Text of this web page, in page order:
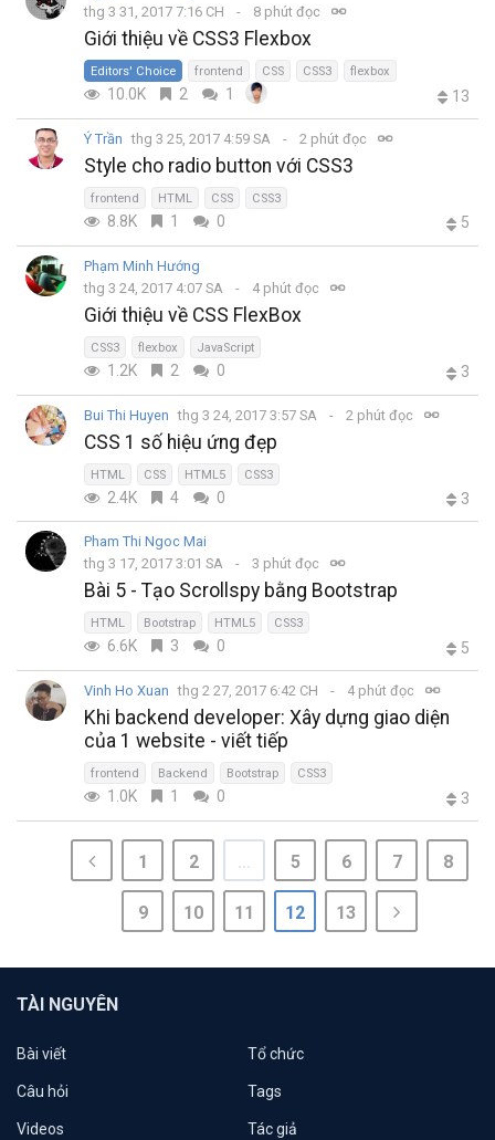
thg 3 31, 2017 7:16 CH
8 phút đọc
Giới thiệu về CSS3 Flexbox
Editors' Choice frontend CSS CSS3 flexbox
10.0K 2 1 13
Ý Trần thg 3 25, 2017 4:59 SA 2 phút đọc
Style cho radio button với CSS3
frontend HTML CSS CSS3
8.8K 1 0 5
Phạm Minh Hướng
thg 3 24, 2017 4:07 SA
4 phút đọc
Giới thiệu về CSS FlexBox
CSS3 flexbox JavaScript
1.2K 2 0 3
Bui Thi Huyen thg 3 24, 2017 3:57 SA 2 phút đọc
CSS 1 số hiệu ứng đẹp
HTML CSS HTML5 CSS3
2.4K 4 0 3
Pham Thi Ngoc Mai
thg 3 17, 2017 3:01 SA
3 phút đọc
Bài 5 - Tạo Scrollspy bằng Bootstrap
HTML Bootstrap HTML5 CSS3
6.6K 3 0 5
Vinh Ho Xuan thg 2 27, 2017 6:42 CH 4 phút đọc
Khi backend developer: Xây dựng giao diện
của 1 website - viết tiếp
frontend Backend Bootstrap CSS3
1.0K 1 0 3
1 2 ... 5 6 7 8
9 10 11 12 13
TÀI NGUYÊN
Bài viết Tổ chức
Câu hỏi Tags
Videos Tác giả